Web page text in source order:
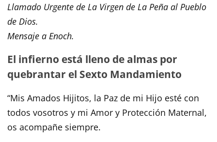
Llamado Urgente de La Virgen de La Peña al Pueblo
de Dios.
Mensaje a Enoch.
El infierno está lleno de almas por
quebrantar el Sexto Mandamiento
“Mis Amados Hijitos, la Paz de mi Hijo esté con
todos vosotros y mi Amor y Protección Maternal,
os acompañe siempre.